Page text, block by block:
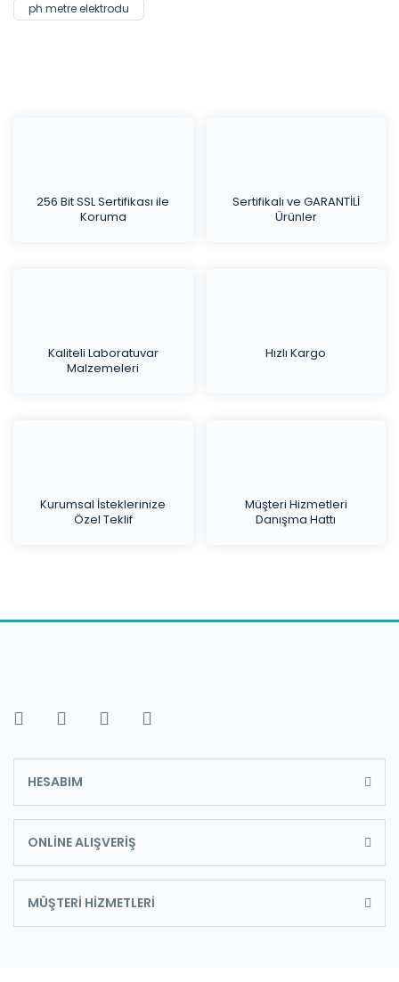
ph metre elektrodu
256 Bit SSL Sertifikası ile
Koruma
Sertifikalı ve GARANTİLİ
Ürünler
Kaliteli Laboratuvar
Malzemeleri
Hızlı Kargo
Kurumsal İsteklerinize
Özel Teklif
Müşteri Hizmetleri
Danışma Hattı
HESABIM
ONLİNE ALIŞVERİŞ
MÜŞTERİ HİZMETLERİ